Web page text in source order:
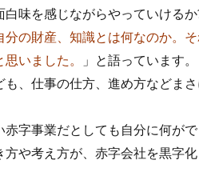
白味を感じながらやっていけるか
分の財産、知識とは何なのか。
いました。
」と語っています。
、仕事の仕方、進め方などまさ
赤字事業だとしても自分に何が
方や考え方が、赤字会社を黒字